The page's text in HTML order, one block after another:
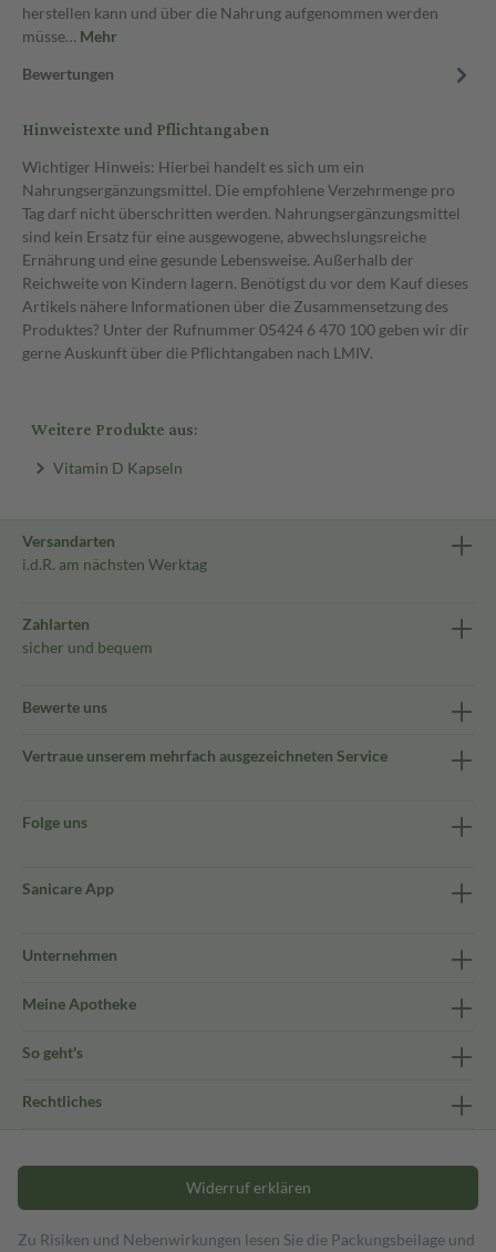
herstellen kann und über die Nahrung aufgenommen werden
müsse… Mehr
Bewertungen
Hinweistexte und Pflichtangaben
Wichtiger Hinweis: Hierbei handelt es sich um ein
Nahrungsergänzungsmittel. Die empfohlene Verzehrmenge pro
Tag darf nicht überschritten werden. Nahrungsergänzungsmittel
sind kein Ersatz für eine ausgewogene, abwechslungsreiche
Ernährung und eine gesunde Lebensweise. Außerhalb der
Reichweite von Kindern lagern. Benötigst du vor dem Kauf dieses
Artikels nähere Informationen über die Zusammensetzung des
Produktes? Unter der Rufnummer 05424 6 470 100 geben wir dir
gerne Auskunft über die Pflichtangaben nach LMIV.
Weitere Produkte aus:
Vitamin D Kapseln
Versandarten
i.d.R. am nächsten Werktag
Zahlarten
sicher und bequem
Bewerte uns
Vertraue unserem mehrfach ausgezeichneten Service
Folge uns
Sanicare App
Unternehmen
Meine Apotheke
So geht's
Rechtliches
Widerruf erklären
Zu Risiken und Nebenwirkungen lesen Sie die Packungsbeilage und